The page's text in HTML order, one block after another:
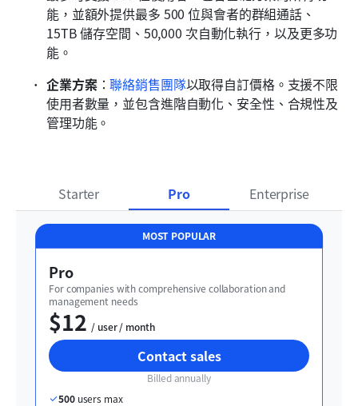
能，並額外提供最多 500 位與會者的群組通話、
15TB 儲存空間、50,000 次自動化執行，以及更多功
能。
企業方案：聯絡銷售團隊以取得自訂價格。支援不限
使用者數量，並包含進階自動化、安全性、合規性及
管理功能。
Starter Pro Enterprise
MOST POPULAR
Pro
For companies with comprehensive collaboration and
management needs
$12
  / user / month
Contact sales
Billed annually
500 users max